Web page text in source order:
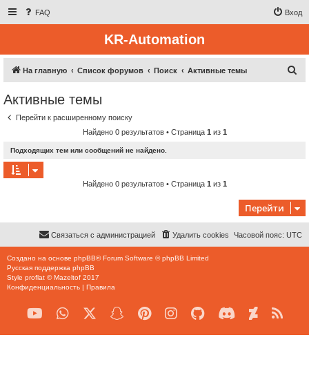
FAQ Вход
KR-Automation
На главную Список форумов Поиск Активные темы
Активные темы
Перейти к расширенному поиску
Найдено 0 результатов • Страница 1 из 1
Подходящих тем или сообщений не найдено.
Найдено 0 результатов • Страница 1 из 1
Перейти
Часовой пояс: UTC
Удалить cookies
Связаться с администрацией
Создано на основе phpBB® Forum Software © phpBB Limited
Русская поддержка phpBB
Style proflat ©Mazeltof 2017
Конфиденциальность | Правила